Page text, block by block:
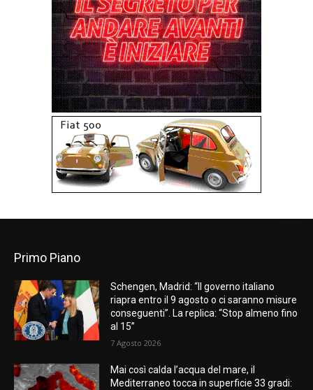
Primo Piano
Schengen, Madrid: “Il governo italiano
riapra entro il 9 agosto o ci saranno misure
conseguenti”. La replica: “Stop almeno fino
al 15”
7 Agosto 2026
Mai così calda l’acqua del mare, il
Mediterraneo tocca in superficie 33 gradi: